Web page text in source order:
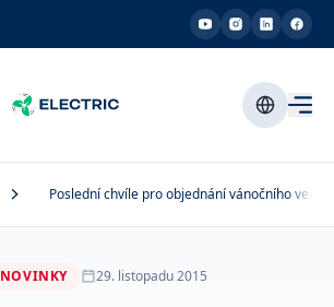
Poslední chvíle pro objednání vánočního
NOVINKY 29. listopadu 2015